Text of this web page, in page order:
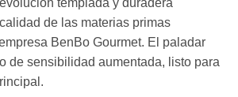
de las materias primas
BenBo Gourmet. El paladar
de sensibilidad aumentada, listo para